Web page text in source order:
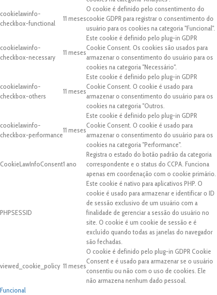
cookielawinfo-
checkbox-functional
11 meses
O cookie é definido pelo consentimento do
cookie GDPR para registrar o consentimento do
usuário para os cookies na categoria "Funcional".
cookielawinfo-
checkbox-necessary
11 meses
Este cookie é definido pelo plug-in GDPR
Cookie Consent. Os cookies são usados para
armazenar o consentimento do usuário para os
cookies na categoria "Necessário".
cookielawinfo-
checkbox-others
11 meses
Este cookie é definido pelo plug-in GDPR
Cookie Consent. O cookie é usado para
armazenar o consentimento do usuário para os
cookies na categoria "Outros.
cookielawinfo-
checkbox-performance
11 meses
Este cookie é definido pelo plug-in GDPR
Cookie Consent. O cookie é usado para
armazenar o consentimento do usuário para os
cookies na categoria "Performance".
CookieLawInfoConsent1 ano
Registra o estado do botão padrão da categoria
correspondente e o status do CCPA. Funciona
apenas em coordenação com o cookie primário.
PHPSESSID
Este cookie é nativo para aplicativos PHP. O
cookie é usado para armazenar e identificar o ID
de sessão exclusivo de um usuário com a
finalidade de gerenciar a sessão do usuário no
site. O cookie é um cookie de sessão e é
excluído quando todas as janelas do navegador
são fechadas.
viewed_cookie_policy 11 meses
O cookie é definido pelo plug-in GDPR Cookie
Consent e é usado para armazenar se o usuário
consentiu ou não com o uso de cookies. Ele
não armazena nenhum dado pessoal.
Funcional